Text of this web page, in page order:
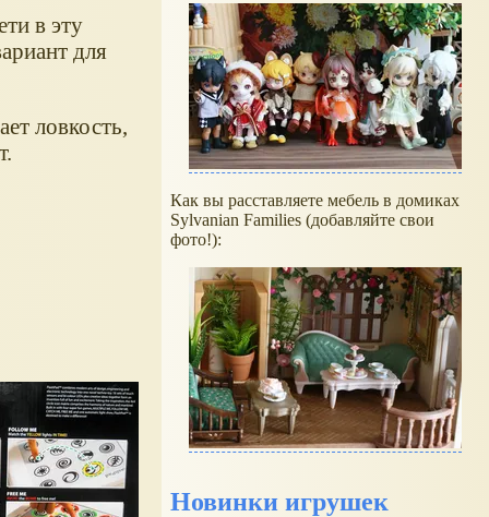
в эту
для
ловкость,
Как вы расставляете мебель в домиках
Sylvanian Families (добавляйте свои
фото!):
Новинки игрушек